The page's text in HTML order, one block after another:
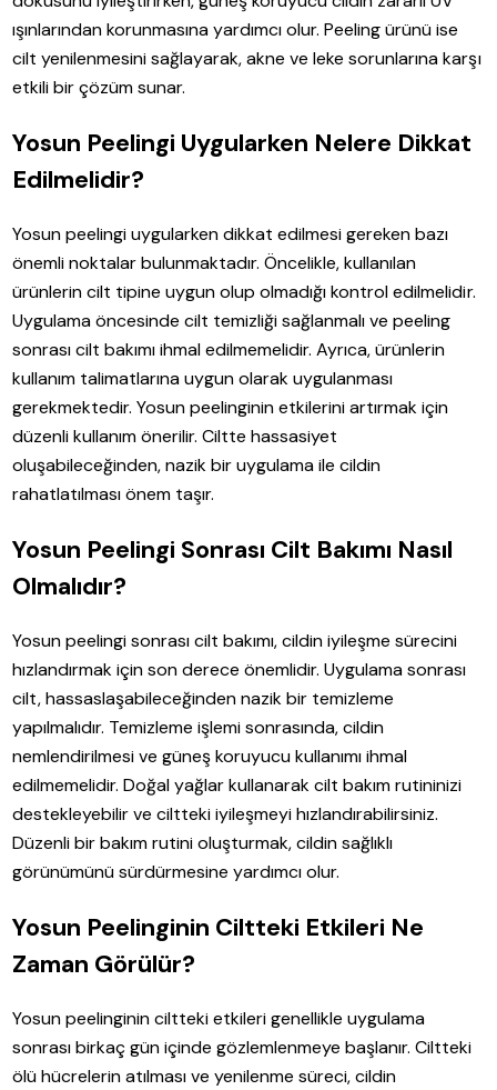
ışınlarından korunmasına yardımcı olur. Peeling ürünü ise
cilt yenilenmesini sağlayarak, akne ve leke sorunlarına karşı
etkili bir çözüm sunar.
Yosun Peelingi Uygularken Nelere Dikkat
Edilmelidir?
Yosun peelingi uygularken dikkat edilmesi gereken bazı
önemli noktalar bulunmaktadır. Öncelikle, kullanılan
ürünlerin cilt tipine uygun olup olmadığı kontrol edilmelidir.
Uygulama öncesinde cilt temizliği sağlanmalı ve peeling
sonrası cilt bakımı ihmal edilmemelidir. Ayrıca, ürünlerin
kullanım talimatlarına uygun olarak uygulanması
gerekmektedir. Yosun peelinginin etkilerini artırmak için
düzenli kullanım önerilir. Ciltte hassasiyet
oluşabileceğinden, nazik bir uygulama ile cildin
rahatlatılması önem taşır.
Yosun Peelingi Sonrası Cilt Bakımı Nasıl
Olmalıdır?
Yosun peelingi sonrası cilt bakımı, cildin iyileşme sürecini
hızlandırmak için son derece önemlidir. Uygulama sonrası
cilt, hassaslaşabileceğinden nazik bir temizleme
yapılmalıdır. Temizleme işlemi sonrasında, cildin
nemlendirilmesi ve güneş koruyucu kullanımı ihmal
edilmemelidir. Doğal yağlar kullanarak cilt bakım rutininizi
destekleyebilir ve ciltteki iyileşmeyi hızlandırabilirsiniz.
Düzenli bir bakım rutini oluşturmak, cildin sağlıklı
görünümünü sürdürmesine yardımcı olur.
Yosun Peelinginin Ciltteki Etkileri Ne
Zaman Görülür?
Yosun peelinginin ciltteki etkileri genellikle uygulama
sonrası birkaç gün içinde gözlemlenmeye başlanır. Ciltteki
ölü hücrelerin atılması ve yenilenme süreci, cildin